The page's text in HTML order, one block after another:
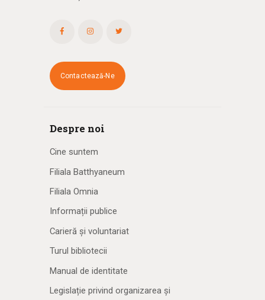
Contactează-Ne
Despre noi
Cine suntem
Filiala Batthyaneum
Filiala Omnia
Informații publice
Carieră și voluntariat
Turul bibliotecii
Manual de identitate
Legislație privind organizarea și